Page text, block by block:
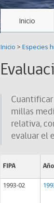
(FIPA)-
Inicio
Inicio > Especies
millas
relativa,
evaluar el
FIPA
1993-02
Año